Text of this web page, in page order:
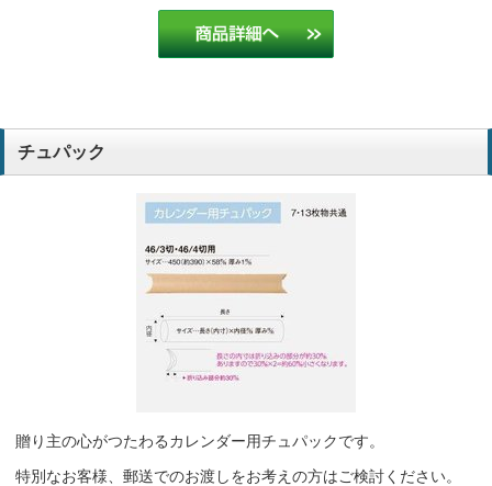
チュパック
贈り主の心がつたわるカレンダー用チュパックです。
特別なお客様、郵送でのお渡しをお考えの方はご検討ください。